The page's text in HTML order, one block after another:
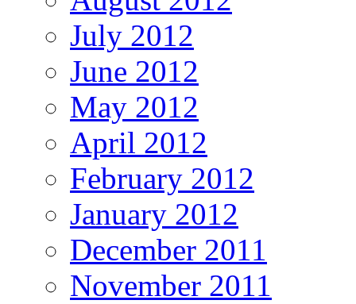
July 2012
June 2012
May 2012
April 2012
February 2012
January 2012
December 2011
November 2011